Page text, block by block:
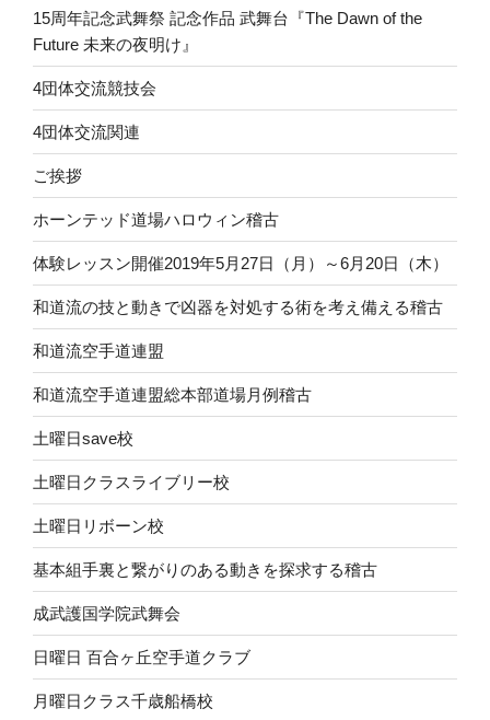
15周年記念武舞祭 記念作品 武舞台『The Dawn of the
Future 未来の夜明け』
4団体交流競技会
4団体交流関連
ご挨拶
ホーンテッド道場ハロウィン稽古
体験レッスン開催2019年5月27日（月）～6月20日（木）
和道流の技と動きで凶器を対処する術を考え備える稽古
和道流空手道連盟
和道流空手道連盟総本部道場月例稽古
土曜日save校
土曜日クラスライブリー校
土曜日リボーン校
基本組手裏と繋がりのある動きを探求する稽古
成武護国学院武舞会
日曜日 百合ヶ丘空手道クラブ
月曜日クラス千歳船橋校